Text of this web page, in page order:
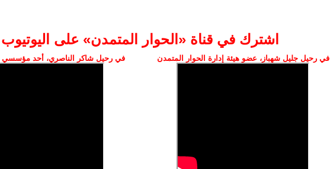
اشترك في قناة ‫«الحوار المتمدن» على اليوتيوب
في رحيل جليل شهباز، عضو هيئة إدارة الحوار المتمدن في رحيل شاكر الناصري، أحد مؤسسي